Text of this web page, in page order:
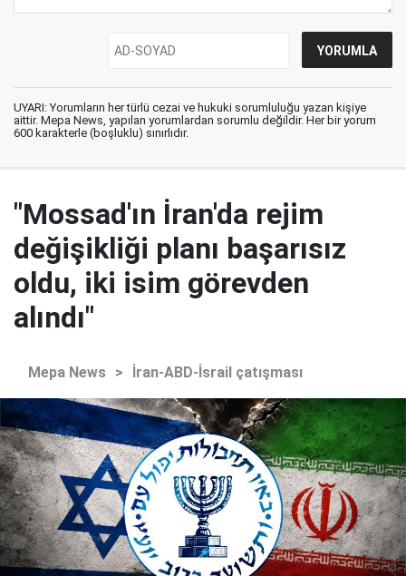
UYARI: Yorumların her türlü cezai ve hukuki sorumluluğu yazan kişiye
aittir. Mepa News, yapılan yorumlardan sorumlu değildir. Her bir yorum
600 karakterle (boşluklu) sınırlıdır.
"Mossad'ın İran'da rejim
değişikliği planı başarısız
oldu, iki isim görevden
alındı"
Mepa News > İran-ABD-İsrail çatışması